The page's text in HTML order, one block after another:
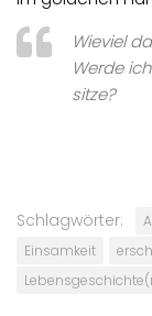
Wieviel
Werde
sitze?
Schlagwörter:
Einsamkeit